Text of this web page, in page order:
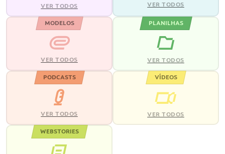
VER TODOS VER TODOS
MODELOS
VER TODOS
PLANILHAS
VER TODOS
PODCASTS
VER TODOS
VÍDEOS
VER TODOS
WEBSTORIES